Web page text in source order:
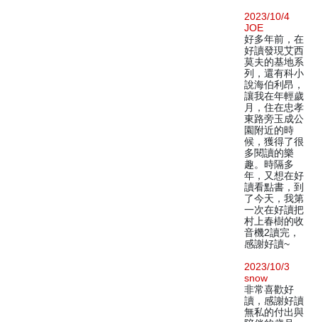
2023/10/4
JOE
好多年前，在
好讀發現艾西
莫夫的基地系
列，還有科小
說海伯利昂，
讓我在年輕歲
月，住在忠孝
東路旁玉成公
園附近的時
候，獲得了很
多閱讀的樂
趣。時隔多
年，又想在好
讀看點書，到
了今天，我第
一次在好讀把
村上春樹的收
音機2讀完，
感謝好讀~
2023/10/3
snow
非常喜歡好
讀，感謝好讀
無私的付出與